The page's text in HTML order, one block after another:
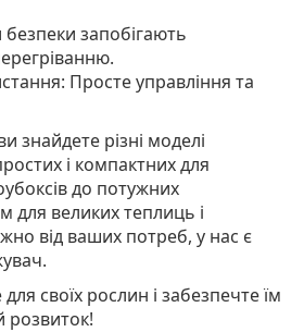
запобігають
Просте управління та
знайдете різні моделі
і компактних для
до потужних
для великих теплиць і
від ваших потреб, у нас є
своїх рослин і забезпечте їм
розвиток!